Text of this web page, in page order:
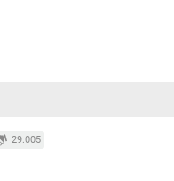
29.005